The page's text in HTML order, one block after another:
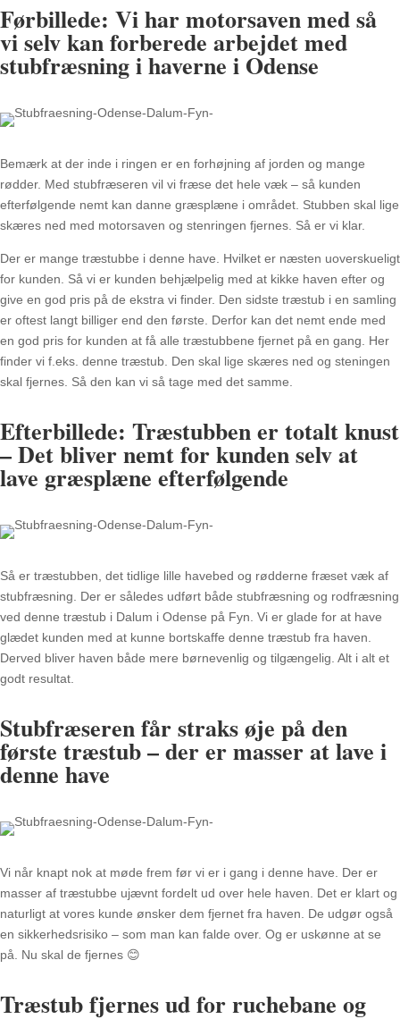
Førbillede: Vi har motorsaven med så
vi selv kan forberede arbejdet med
stubfræsning i haverne i Odense
Bemærk at der inde i ringen er en forhøjning af jorden og mange
rødder. Med stubfræseren vil vi fræse det hele væk – så kunden
efterfølgende nemt kan danne græsplæne i området. Stubben skal lige
skæres ned med motorsaven og stenringen fjernes. Så er vi klar.
Der er mange træstubbe i denne have. Hvilket er næsten uoverskueligt
for kunden. Så vi er kunden behjælpelig med at kikke haven efter og
give en god pris på de ekstra vi finder. Den sidste træstub i en samling
er oftest langt billiger end den første. Derfor kan det nemt ende med
en god pris for kunden at få alle træstubbene fjernet på en gang. Her
finder vi f.eks. denne træstub. Den skal lige skæres ned og steningen
skal fjernes. Så den kan vi så tage med det samme.
Efterbillede: Træstubben er totalt knust
– Det bliver nemt for kunden selv at
lave græsplæne efterfølgende
Så er træstubben, det tidlige lille havebed og rødderne fræset væk af
stubfræsning. Der er således udført både stubfræsning og rodfræsning
ved denne træstub i Dalum i Odense på Fyn. Vi er glade for at have
glædet kunden med at kunne bortskaffe denne træstub fra haven.
Derved bliver haven både mere børnevenlig og tilgængelig. Alt i alt et
godt resultat.
Stubfræseren får straks øje på den
første træstub – der er masser at lave i
denne have
Vi når knapt nok at møde frem før vi er i gang i denne have. Der er
masser af træstubbe ujævnt fordelt ud over hele haven. Det er klart og
naturligt at vores kunde ønsker dem fjernet fra haven. De udgør også
en sikkerhedsrisiko – som man kan falde over. Og er uskønne at se
på. Nu skal de fjernes 😊
Træstub fjernes ud for ruchebane og